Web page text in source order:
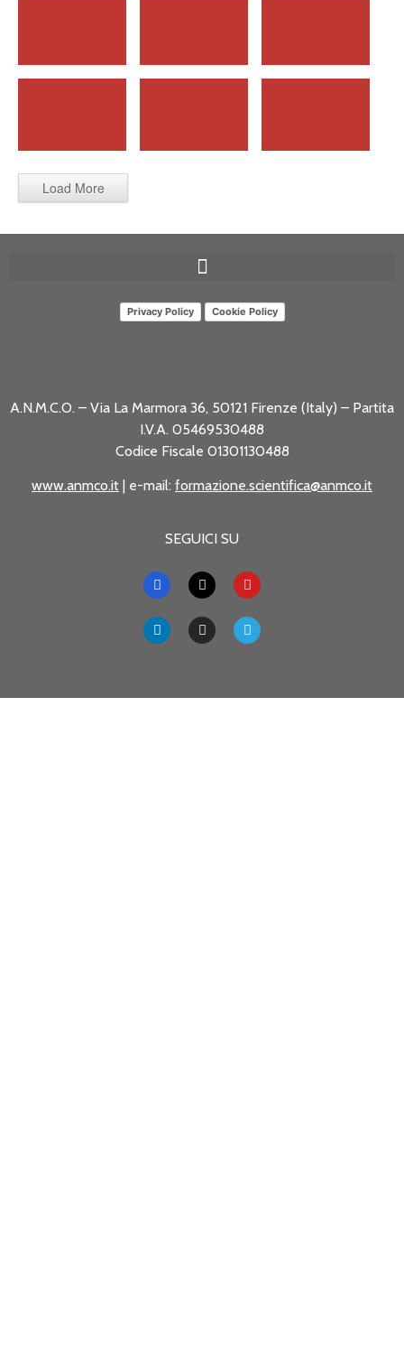
Load More
Privacy Policy Cookie Policy
A.N.M.C.O. – Via La Marmora 36, 50121 Firenze (Italy) – Partita
I.V.A. 05469530488
Codice Fiscale 01301130488
www.anmco.it | e-mail: formazione.scientifica@anmco.it
SEGUICI SU